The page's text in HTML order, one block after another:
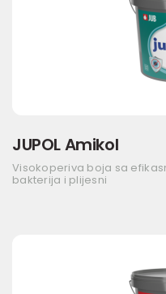
JUPOL Amikol
Visokoperiva boja sa
bakterija i plijesni